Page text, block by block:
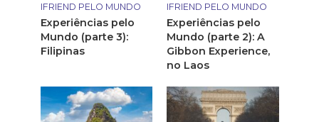
IFRIEND PELO MUNDO
Experiências pelo
Mundo (parte 3):
Filipinas
IFRIEND PELO MUNDO
Experiências pelo
Mundo (parte 2): A
Gibbon Experience,
no Laos